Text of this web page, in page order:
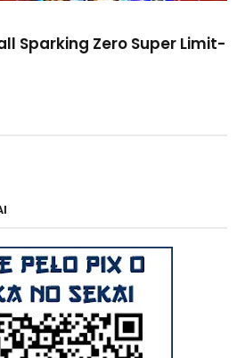
Sparking Zero Super Limit-